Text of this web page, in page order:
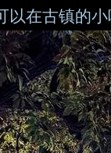
以在古镇的